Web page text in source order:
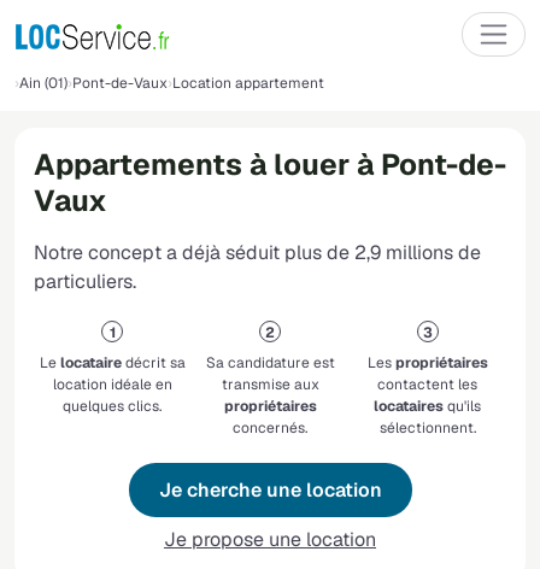
Ain (01) Pont-de-Vaux Location appartement
Appartements à louer à Pont-de-
Vaux
Notre concept a déjà séduit plus de 2,9 millions de
particuliers.
Lelocatairedécrit sa
location idéale en
quelques clics.
Sa candidature est
transmise aux
propriétaires
concernés.
Lespropriétaires
contactent les
locatairesqu'ils
sélectionnent.
Je cherche une location
Je propose une location